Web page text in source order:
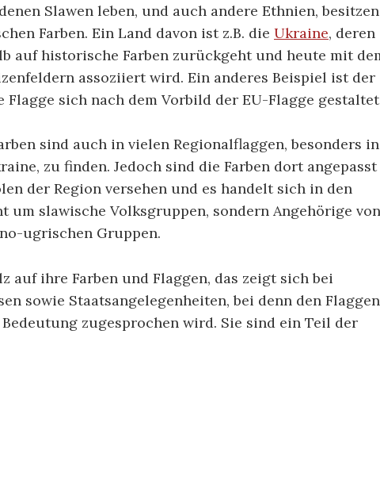
Slawen leben, und auch andere Ethnien, besitzen
Farben. Ein Land davon ist z.B. die Ukraine, deren
auf historische Farben zurückgeht und heute mit
assoziiert wird. Ein anderes Beispiel ist der
Flagge sich nach dem Vorbild der EU-Flagge
sind auch in vielen Regionalflaggen, besonders in
zu finden. Jedoch sind die Farben dort
der Region versehen und es handelt sich in den
um slawische Volksgruppen, sondern Angehörige von
ugrischen Gruppen.
auf ihre Farben und Flaggen, das zeigt sich bei
sowie Staatsangelegenheiten, bei denn den Flaggen
zugesprochen wird. Sie sind ein Teil der